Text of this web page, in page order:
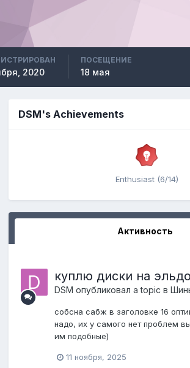
2020
ПОСЕЩЕНИЕ
18 мая
DSM's Achievements
Enthusiast (6/14)
Активность
куплю диски на
DSM опубликовал a topic в
собсна сабж в заголовке 16
надо, их у самого нет проблем
им подобные)
11 ноября, 2025